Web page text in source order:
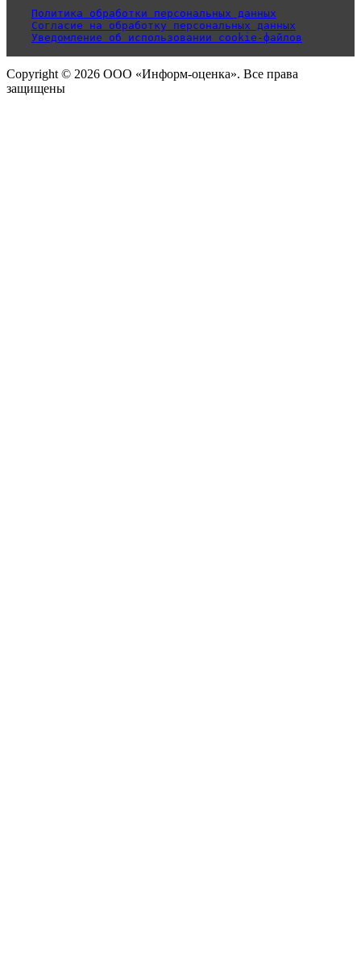
Политика обработки персональных данных
Согласие на обработку персональных данных
Уведомление об использовании cookie-файлов
Copyright © 2026 ООО «Информ-оценка». Все права
защищены